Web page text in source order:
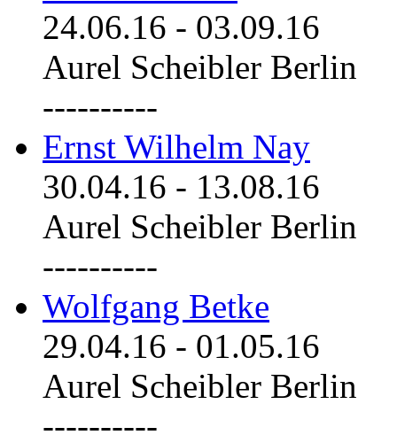
24.06.16 - 03.09.16
Aurel Scheibler Berlin
----------
Ernst Wilhelm Nay
30.04.16 - 13.08.16
Aurel Scheibler Berlin
----------
Wolfgang Betke
29.04.16 - 01.05.16
Aurel Scheibler Berlin
----------